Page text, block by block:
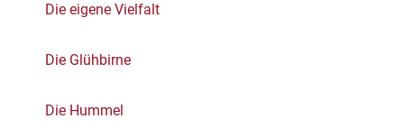
Die eigene Vielfalt
Die Glühbirne
Die Hummel